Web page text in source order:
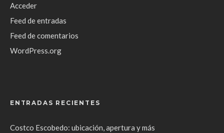
Acceder
Feed de entradas
Feed de comentarios
WordPress.org
ENTRADAS RECIENTES
Costco Escobedo: ubicación, apertura y más